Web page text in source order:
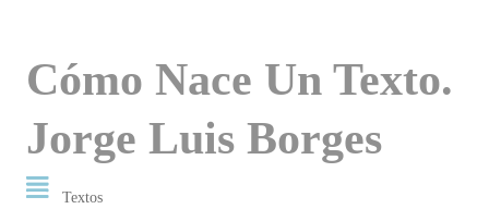
Cómo Nace Un Texto.
Jorge Luis Borges
Textos